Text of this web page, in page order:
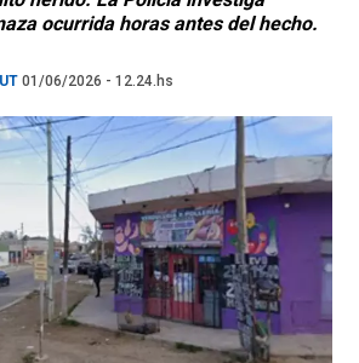
ocurrida horas antes del hecho.
01/06/2026 - 12.24.hs